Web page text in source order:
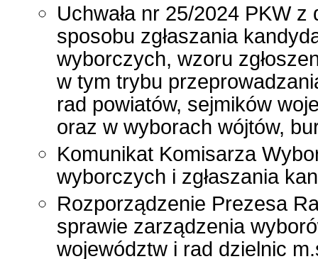
Uchwała nr 25/2024 PKW
sposobu zgłaszania
wyborczych, wzoru
w tym trybu
rad powiatów, sejmików
oraz w wyborach wójtów,
Komunikat Komisarza
wyborczych i zgłaszania
Rozporządzenie Prezesa
sprawie zarządzenia
województw i rad dzielnic